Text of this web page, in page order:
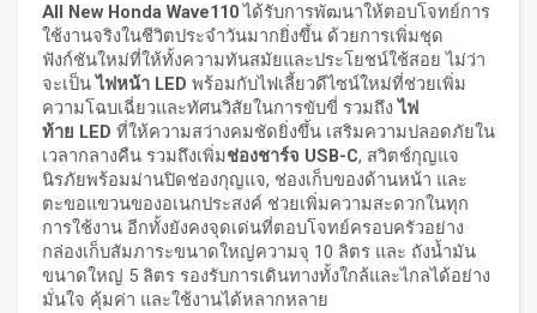
All New Honda Wave110ได้รับการพัฒนาให้ตอบโจทย์การ
ใช้งานจริงในชีวิตประจำวันมากยิ่งขึ้น ด้วยการเพิ่มชุด
ฟังก์ชันใหม่ที่ให้ทั้งความทันสมัยและประโยชน์ใช้สอย ไม่ว่า
จะเป็นไฟหน้า LED พร้อมกับไฟเลี้ยวดีไซน์ใหม่ที่ช่วยเพิ่ม
ความโฉบเฉี่ยวและทัศนวิสัยในการขับขี่ รวมถึงไฟ
ท้าย LED ที่ให้ความสว่างคมชัดยิ่งขึ้น เสริมความปลอดภัยใน
เวลากลางคืน รวมถึงเพิ่มช่องชาร์จ USB-C, สวิตช์กุญแจ
นิรภัยพร้อมม่านปิดช่องกุญแจ, ช่องเก็บของด้านหน้า และ
ตะขอแขวนของอเนกประสงค์ ช่วยเพิ่มความสะดวกในทุก
การใช้งาน อีกทั้งยังคงจุดเด่นที่ตอบโจทย์ครอบครัวอย่าง
กล่องเก็บสัมภาระขนาดใหญ่ความจุ 10 ลิตร และ ถังน้ำมัน
ขนาดใหญ่ 5 ลิตร รองรับการเดินทางทั้งใกล้และไกลได้อย่าง
มั่นใจ คุ้มค่า และใช้งานได้หลากหลาย